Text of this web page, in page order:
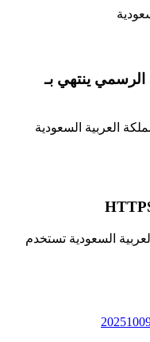
ينتهي بـ
العربية السعودية
السعودية تستخدم